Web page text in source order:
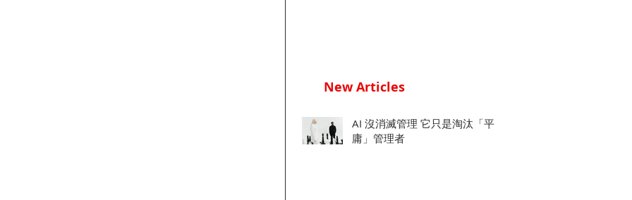
New Articles
AI 沒消滅管理 它只是淘汰「平
庸」管理者